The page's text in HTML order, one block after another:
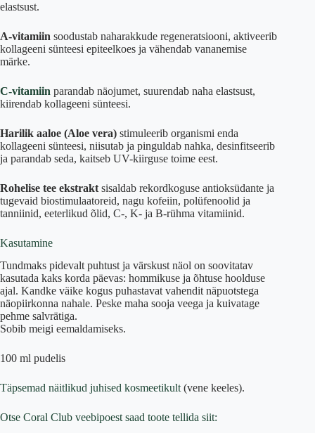
elastsust.
A-vitamiin soodustab naharakkude regeneratsiooni, aktiveerib
kollageeni sünteesi epiteelkoes ja vähendab vananemise
märke.
C-vitamiin parandab näojumet, suurendab naha elastsust,
kiirendab kollageeni sünteesi.
Harilik aaloe (Aloe vera) stimuleerib organismi enda
kollageeni sünteesi, niisutab ja pinguldab nahka, desinfitseerib
ja parandab seda, kaitseb UV-kiirguse toime eest.
Rohelise tee ekstrakt sisaldab rekordkoguse antioksüdante ja
tugevaid biostimulaatoreid, nagu kofeiin, polüfenoolid ja
tanniinid, eeterlikud õlid, C-, K- ja B-rühma vitamiinid.
Kasutamine
Tundmaks pidevalt puhtust ja värskust näol on soovitatav
kasutada kaks korda päevas: hommikuse ja õhtuse hoolduse
ajal. Kandke väike kogus puhastavat vahendit näpuotstega
näopiirkonna nahale. Peske maha sooja veega ja kuivatage
pehme salvrätiga.
Sobib meigi eemaldamiseks.
100 ml pudelis
Täpsemad näitlikud juhised kosmeetikult (vene keeles).
Otse Coral Club veebipoest saad toote tellida siit: